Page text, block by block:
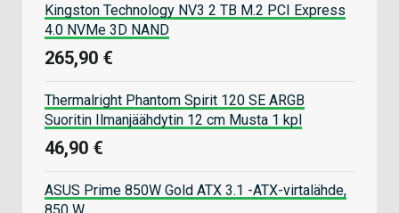
Kingston Technology NV3 2 TB M.2 PCI Express
4.0 NVMe 3D NAND
265,90 €
Thermalright Phantom Spirit 120 SE ARGB
Suoritin Ilmanjäähdytin 12 cm Musta 1 kpl
46,90 €
ASUS Prime 850W Gold ATX 3.1 -ATX-virtalähde,
850 W